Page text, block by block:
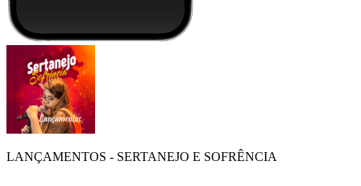
LANÇAMENTOS - SERTANEJO E SOFRÊNCIA